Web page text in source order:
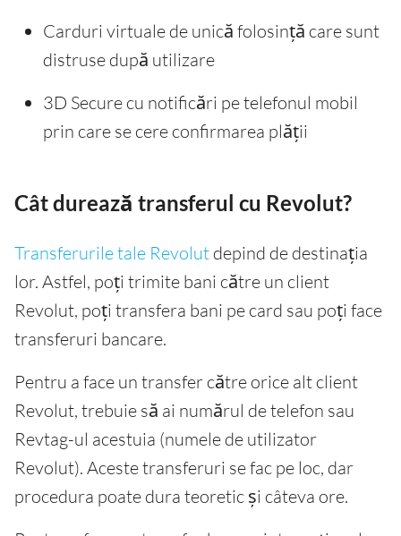
Carduri virtuale de unică folosință care sunt
distruse după utilizare
3D Secure cu notificări pe telefonul mobil
prin care se cere confirmarea plății
Cât durează transferul cu Revolut?
Transferurile tale Revolut depind de destinația
lor. Astfel, poți trimite bani către un client
Revolut, poți transfera bani pe card sau poți face
transferuri bancare.
Pentru a face un transfer către orice alt client
Revolut, trebuie să ai numărul de telefon sau
Revtag-ul acestuia (numele de utilizator
Revolut). Aceste transferuri se fac pe loc, dar
procedura poate dura teoretic și câteva ore.